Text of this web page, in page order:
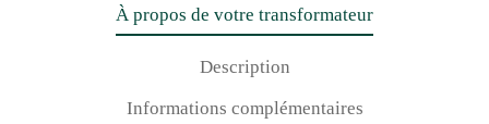
À propos de votre transformateur
Description
Informations complémentaires